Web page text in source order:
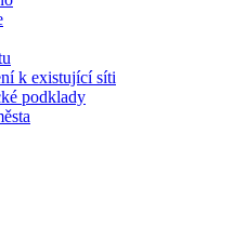
k existující síti
podklady